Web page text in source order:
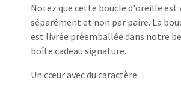
Notez que cette boucle d'oreille est
séparément et non par paire. La
est livrée préemballée dans notre
boîte cadeau signature.
Un cœur avec du caractère.